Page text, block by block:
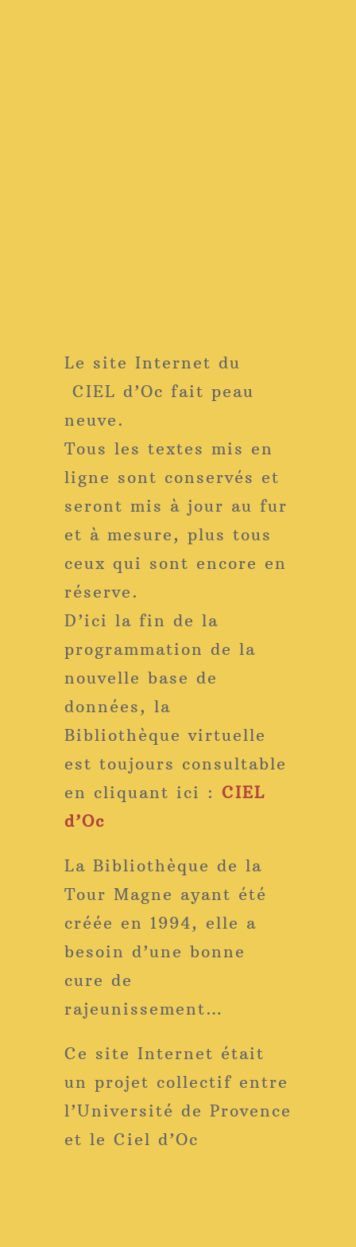
Le site Internet du
CIEL d’Oc fait peau
neuve.
Tous les textes mis en
ligne sont conservés et
seront mis à jour au fur
et à mesure, plus tous
ceux qui sont encore en
réserve.
D’ici la fin de la
programmation de la
nouvelle base de
données, la
Bibliothèque virtuelle
est toujours consultable
en cliquant ici : CIEL
d’Oc
La Bibliothèque de la
Tour Magne ayant été
créée en 1994, elle a
besoin d’une bonne
cure de
rajeunissement…
Ce site Internet était
un projet collectif entre
l’Université de Provence
et le Ciel d’Oc